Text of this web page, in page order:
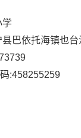
学
巴依托海镇也台
:458255259